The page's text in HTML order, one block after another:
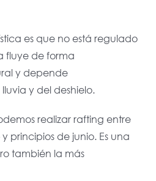
es que no está regulado
fluye de forma
y depende
y del deshielo.
realizar rafting entre
principios de junio. Es una
también la más